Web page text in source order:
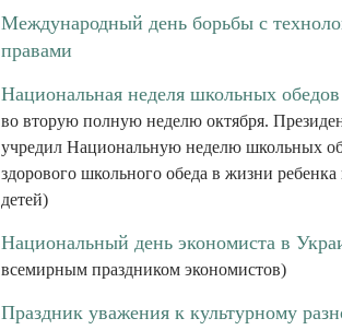
Международный день борьбы с
правами
Национальная неделя школьных
во вторую полную неделю октября.
учредил Национальную неделю школьных
здорового школьного обеда в жизни
детей)
Национальный день экономиста в
всемирным праздником экономистов)
Праздник уважения к культурному